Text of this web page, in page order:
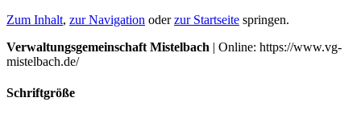
Zum Inhalt, zur Navigation oderzur Startseite springen.
Verwaltungsgemeinschaft Mistelbach | Online: https://www.vg-
mistelbach.de/
Schriftgröße